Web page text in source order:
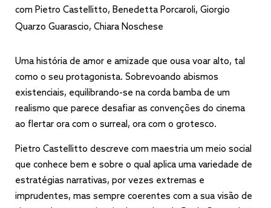
com Pietro Castellitto, Benedetta Porcaroli, Giorgio
Quarzo Guarascio, Chiara Noschese
Uma história de amor e amizade que ousa voar alto, tal
como o seu protagonista. Sobrevoando abismos
existenciais, equilibrando-se na corda bamba de um
realismo que parece desafiar as convenções do cinema
ao flertar ora com o surreal, ora com o grotesco.
Pietro Castellitto descreve com maestria um meio social
que conhece bem e sobre o qual aplica uma variedade de
estratégias narrativas, por vezes extremas e
imprudentes, mas sempre coerentes com a sua visão de